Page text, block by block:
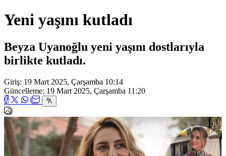
Yeni yaşını kutladı
Beyza Uyanoğlu yeni yaşını dostlarıyla
birlikte kutladı.
Giriş: 19 Mart 2025, Çarşamba 10:14
Güncelleme: 19 Mart 2025, Çarşamba 11:20